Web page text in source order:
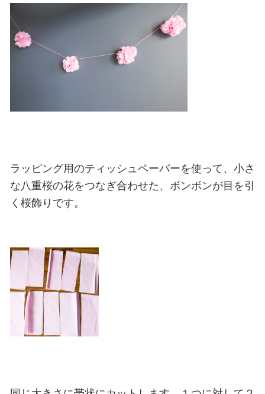
ラッピング用のティッシュペーパーを使って、小さ
な八重桜の花をつなぎ合わせた、ボンボンが目を引
く桜飾りです。